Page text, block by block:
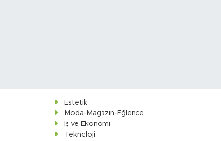
Estetik
Moda-Magazin-Eğlence
İş ve Ekonomi
Teknoloji